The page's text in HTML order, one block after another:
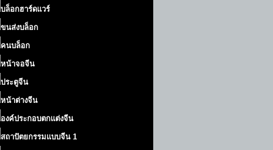
บล็อกฮาร์ดแวร์
ขนส่งบล็อก
คนบล็อก
หน้าจอจีน
ประตูจีน
หน้าต่างจีน
องค์ประกอบตกแต่งจีน
สถาปัตยกรรมแบบจีน 1